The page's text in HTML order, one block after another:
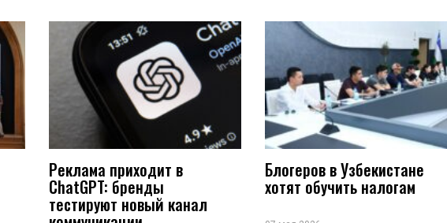
Реклама приходит в
ChatGPT: бренды
тестируют новый канал
Блогеров в Узбекистане
хотят обучить налогам